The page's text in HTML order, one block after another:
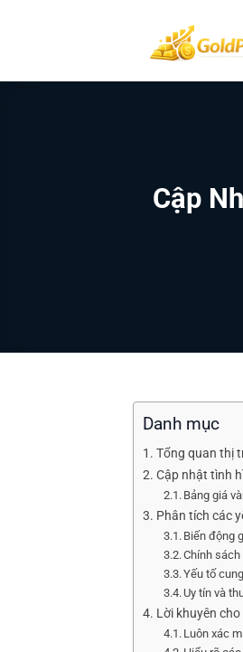
dung
Cập
Danh mục
Tổng quan thị
Cập nhật tình
Bảng giá
Phân tích các
Biến động
Chính
Yếu tố
Uy tín và
Lời khuyên
Luôn xác